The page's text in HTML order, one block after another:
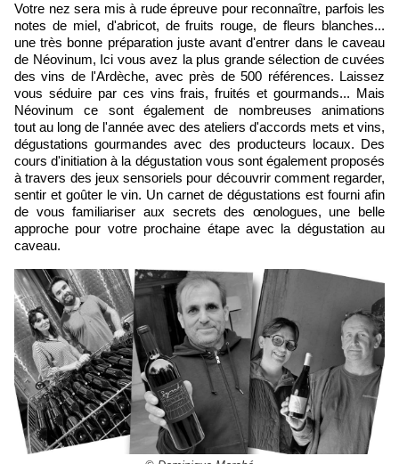
Votre nez sera mis à rude épreuve pour reconnaître, parfois les
notes de miel, d'abricot, de fruits rouge, de fleurs blanches...
une très bonne préparation juste avant d'entrer dans le caveau
de Néovinum, Ici vous avez la plus grande sélection de cuvées
des vins de l'Ardèche, avec près de 500 références. Laissez
vous séduire par ces vins frais, fruités et gourmands... Mais
Néovinum ce sont également de nombreuses animations
tout au long de l'année avec des ateliers d'accords mets et vins,
dégustations gourmandes avec des producteurs locaux. Des
cours d'initiation à la dégustation vous sont également proposés
à travers des jeux sensoriels pour découvrir comment regarder,
sentir et goûter le vin. Un carnet de dégustations est fourni afin
de vous familiariser aux secrets des œnologues, une belle
approche pour votre prochaine étape avec la dégustation au
caveau.